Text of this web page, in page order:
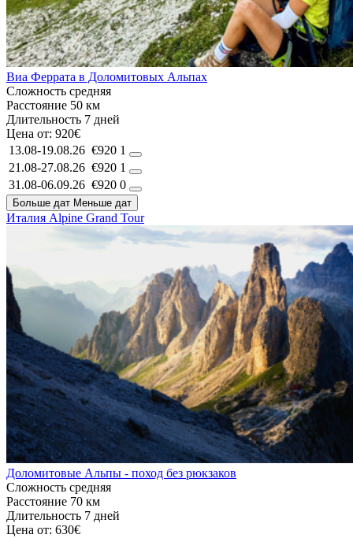
Виа Феррата в Доломитовых Альпах
Сложность средняя
Расстояние 50 км
Длительность 7 дней
Цена от: 920€
13.08-19.08.26 €920 1
21.08-27.08.26 €920 1
31.08-06.09.26 €920 0
Больше дат Меньше дат
Италия Alpine Grand Tour
Доломитовые Альпы - поход без рюкзаков
Сложность средняя
Расстояние 70 км
Длительность 7 дней
Цена от: 630€